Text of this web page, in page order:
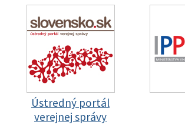
Ústredný portál
verejnej správy